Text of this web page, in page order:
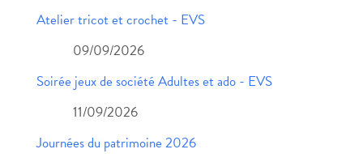
Atelier tricot et crochet - EVS
09/09/2026
Soirée jeux de société Adultes et ado - EVS
11/09/2026
Journées du patrimoine 2026